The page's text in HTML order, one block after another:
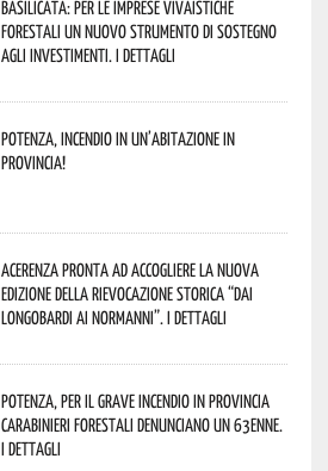
Basilicata: per le imprese vivaistiche
forestali un nuovo strumento di sostegno
agli investimenti. I dettagli
Potenza, incendio in un’abitazione in
provincia!
Acerenza pronta ad accogliere la nuova
edizione della rievocazione storica “Dai
Longobardi ai Normanni”. I dettagli
Potenza, per il grave incendio in Provincia
Carabinieri forestali denunciano un 63enne.
I dettagli